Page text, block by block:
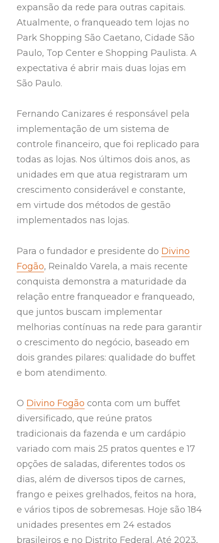
expansão da rede para outras capitais.
Atualmente, o franqueado tem lojas no
Park Shopping São Caetano, Cidade São
Paulo, Top Center e Shopping Paulista. A
expectativa é abrir mais duas lojas em
São Paulo.
Fernando Canizares é responsável pela
implementação de um sistema de
controle financeiro, que foi replicado para
todas as lojas. Nos últimos dois anos, as
unidades em que atua registraram um
crescimento considerável e constante,
em virtude dos métodos de gestão
implementados nas lojas.
Para o fundador e presidente do Divino
Fogão, Reinaldo Varela, a mais recente
conquista demonstra a maturidade da
relação entre franqueador e franqueado,
que juntos buscam implementar
melhorias contínuas na rede para garantir
o crescimento do negócio, baseado em
dois grandes pilares: qualidade do buffet
e bom atendimento.
O Divino Fogão conta com um buffet
diversificado, que reúne pratos
tradicionais da fazenda e um cardápio
variado com mais 25 pratos quentes e 17
opções de saladas, diferentes todos os
dias, além de diversos tipos de carnes,
frango e peixes grelhados, feitos na hora,
e vários tipos de sobremesas. Hoje são 184
unidades presentes em 24 estados
brasileiros e no Distrito Federal. Até 2023,